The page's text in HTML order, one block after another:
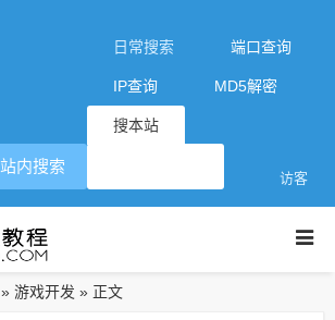
日常搜索 端口查询
IP查询 MD5解密
搜本站
访客
站内搜索
» 游戏开发 » 正文